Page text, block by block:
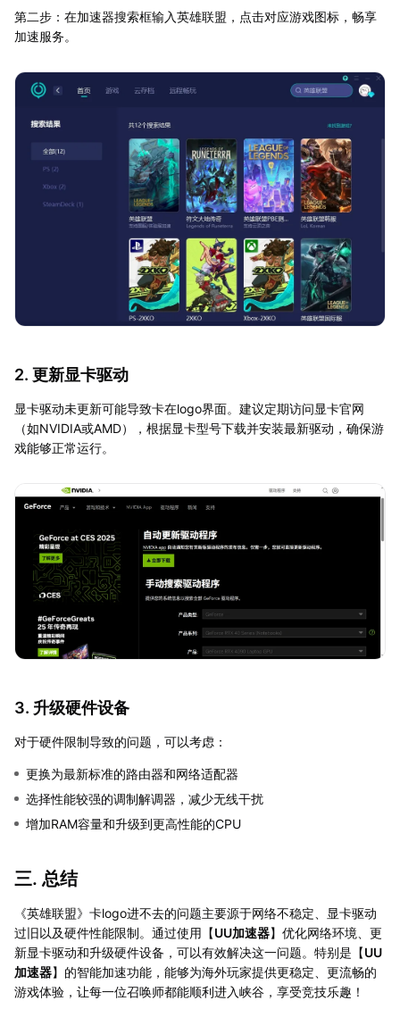
第二步：在加速器搜索框输入英雄联盟，点击对应游戏图标，畅享
加速服务。
2. 更新显卡驱动
显卡驱动未更新可能导致卡在logo界面。建议定期访问显卡官网
（如NVIDIA或AMD），根据显卡型号下载并安装最新驱动，确保游
戏能够正常运行。
3. 升级硬件设备
对于硬件限制导致的问题，可以考虑：
更换为最新标准的路由器和网络适配器
选择性能较强的调制解调器，减少无线干扰
增加RAM容量和升级到更高性能的CPU
三. 总结
《英雄联盟》卡logo进不去的问题主要源于网络不稳定、显卡驱动
过旧以及硬件性能限制。通过使用【UU加速器】优化网络环境、更
新显卡驱动和升级硬件设备，可以有效解决这一问题。特别是【UU
加速器】的智能加速功能，能够为海外玩家提供更稳定、更流畅的
游戏体验，让每一位召唤师都能顺利进入峡谷，享受竞技乐趣！